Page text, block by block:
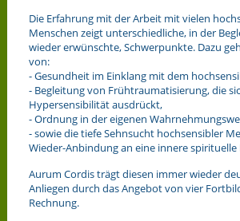
Die Erfahrung mit der Arbeit mit vielen
Menschen zeigt unterschiedliche, in der
wieder erwünschte, Schwerpunkte. Dazu
von:
- Gesundheit im Einklang mit dem
- Begleitung von Frühtraumatisierung, die
Hypersensibilität ausdrückt,
- Ordnung in der eigenen
- sowie die tiefe Sehnsucht hochsensibler
Wieder-Anbindung an eine innere spirituelle
Aurum Cordis trägt diesen immer wieder
Anliegen durch das Angebot von vier
Rechnung.